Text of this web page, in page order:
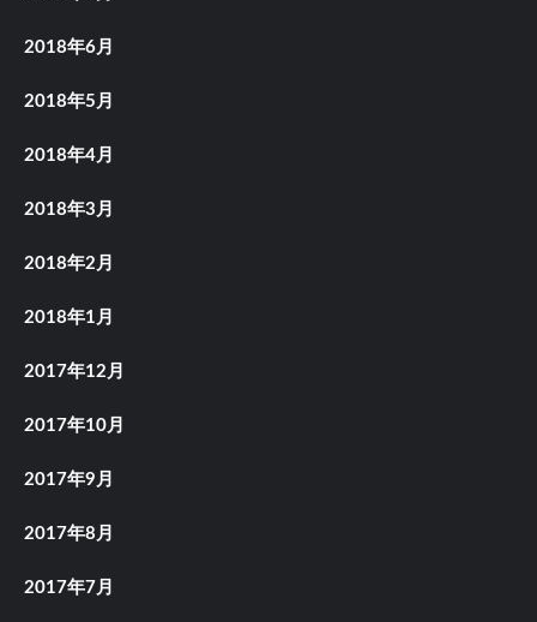
2018年6月
2018年5月
2018年4月
2018年3月
2018年2月
2018年1月
2017年12月
2017年10月
2017年9月
2017年8月
2017年7月